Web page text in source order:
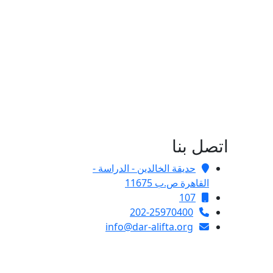
اتصل بنا
حديقة الخالدين - الدراسة -
القاهرة ص.ب 11675
107
202-25970400
info@dar-alifta.org